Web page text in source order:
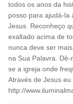
todos os anos da
posso para ajudá-la
Jesus. Reconheço
exaltado acima de
nunca deve ser
na Sua Palavra.
se a igreja onde
Através de Jesus
http://